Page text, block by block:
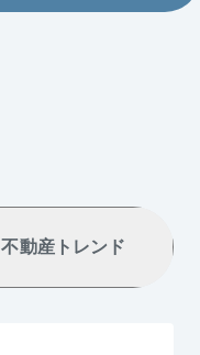
不動産トレンド